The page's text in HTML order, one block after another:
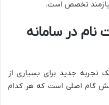
تخصص است.
نام در سامانه
تجربه جدید برای بسیاری از
گام اصلی است که هر کدام